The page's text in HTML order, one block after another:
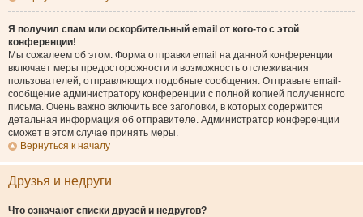
Я получил спам или оскорбительный email от кого-то с этой
конференции!
Мы сожалеем об этом. Форма отправки email на данной конференции
включает меры предосторожности и возможность отслеживания
пользователей, отправляющих подобные сообщения. Отправьте email-
сообщение администратору конференции с полной копией полученного
письма. Очень важно включить все заголовки, в которых содержится
детальная информация об отправителе. Администратор конференции
сможет в этом случае принять меры.
Вернуться к началу
Друзья и недруги
Что означают списки друзей и недругов?